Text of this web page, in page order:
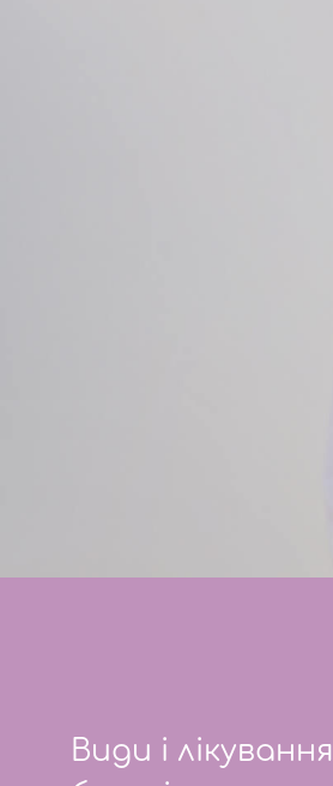
Види і лікування